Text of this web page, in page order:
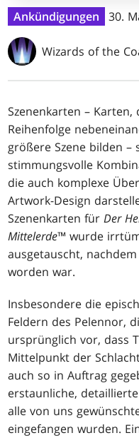
Ankündigungen 30.
Wizards of the
Szenenkarten –
Reihenfolge
größere Szene bilden –
stimmungsvolle
die auch komplexe
Artwork-Design
Szenenkarten fürDer
Mittelerde™ wurde
ausgetauscht,
worden war.
Insbesondere die
Feldern des Pelennor,
ursprünglich vor, dass
Mittelpunkt der
auch so in Auftrag
erstaunliche,
alle von uns
eingefangen wurden.